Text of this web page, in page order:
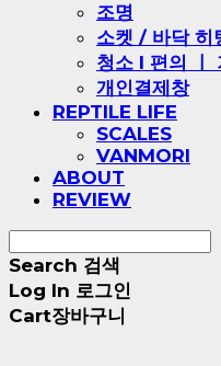
조명
소켓 / 바닥 히
청소 l 편의 ㅣ
개인결제창
REPTILE LIFE
SCALES
VANMORI
ABOUT
REVIEW
Search 검색
Log In 로그인
Cart장바구니